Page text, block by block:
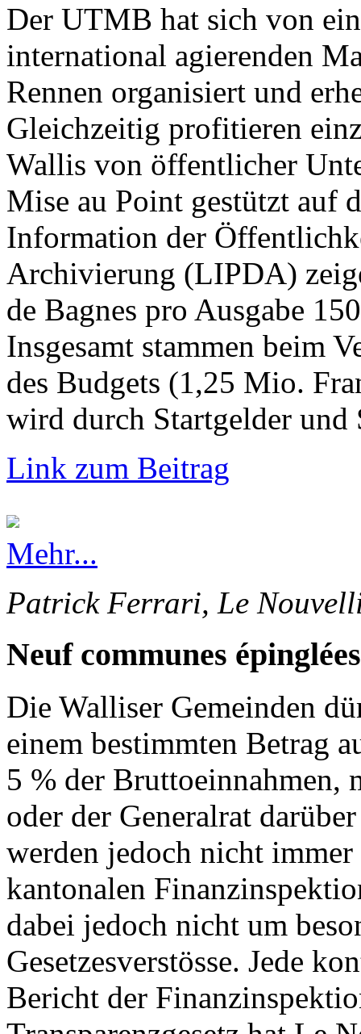
Der UTMB hat sich von
international agierenden
Rennen organisiert und
Gleichzeitig profitieren
Wallis von öffentlicher
Mise au Point gestützt auf
Information der
Archivierung (LIPDA)
de Bagnes pro Ausgabe
Insgesamt stammen beim
des Budgets (1,25 Mio.
wird durch Startgelder und
Link zum Beitrag
Mehr...
Patrick Ferrari, Le
Neuf communes épinglées
Die Walliser Gemeinden
einem bestimmten Betrag
5 % der Bruttoeinnahmen,
oder der Generalrat
werden jedoch nicht
kantonalen
dabei jedoch nicht um
Gesetzesverstösse. Jede
Bericht der